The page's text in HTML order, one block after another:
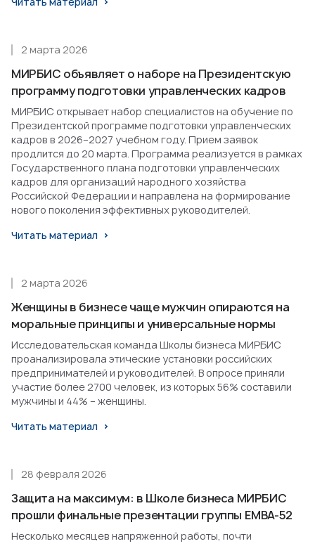
МИРБИС объявляет о наборе на Президентскую
программу подготовки управленческих кадров
2 марта 2026
МИРБИС открывает набор специалистов на обучение по
Президентской программе подготовки управленческих
кадров в 2026–2027 учебном году. Прием заявок
продлится до 20 марта. Программа реализуется в рамках
Государственного плана подготовки управленческих
кадров для организаций народного хозяйства
Российской Федерации и направлена на формирование
нового поколения эффективных руководителей.
Читать материал
Женщины в бизнесе чаще мужчин опираются на
моральные принципы и универсальные нормы
2 марта 2026
Исследовательская команда Школы бизнеса МИРБИС
проанализировала этические установки российских
предпринимателей и руководителей. В опросе приняли
участие более 2700 человек, из которых 56% составили
мужчины и 44% – женщины.
Читать материал
Защита на максимум: в Школе бизнеса МИРБИС
прошли финальные презентации группы EMBA-52
28 февраля 2026
Несколько месяцев напряженной работы, почти